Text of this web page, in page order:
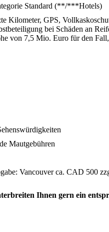
Standard (**/***Hotels)
Kilometer, GPS,
bei Schäden an
von 7,5 Mio. Euro für den
Mautgebühren
Vancouver ca. CAD 500
Ihnen gern ein